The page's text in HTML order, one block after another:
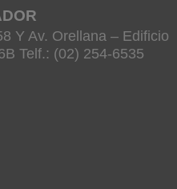
Y Av. Orellana – Edificio
Telf.: (02) 254-6535